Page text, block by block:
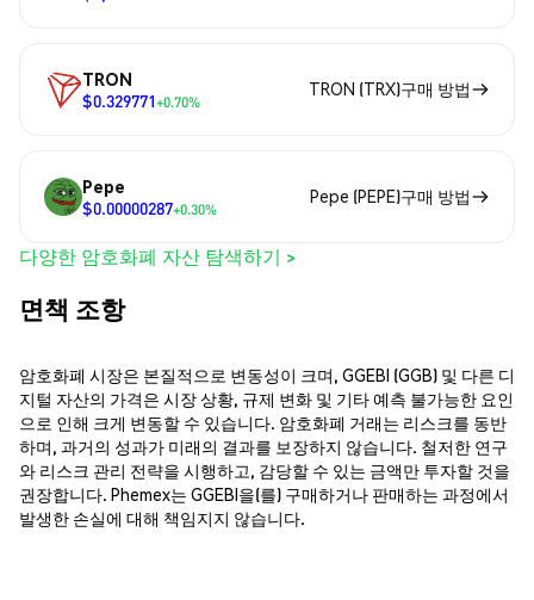
TRON
$0.329771+0.70%
TRON (TRX)구매 방법
Pepe
$0.00000287+0.30%
Pepe (PEPE)구매 방법
다양한 암호화폐 자산 탐색하기 >
면책 조항
암호화폐 시장은 본질적으로 변동성이 크며, GGEBI (GGB) 및 다른 디
지털 자산의 가격은 시장 상황, 규제 변화 및 기타 예측 불가능한 요인
으로 인해 크게 변동할 수 있습니다. 암호화폐 거래는 리스크를 동반
하며, 과거의 성과가 미래의 결과를 보장하지 않습니다. 철저한 연구
와 리스크 관리 전략을 시행하고, 감당할 수 있는 금액만 투자할 것을
권장합니다. Phemex는 GGEBI을(를) 구매하거나 판매하는 과정에서
발생한 손실에 대해 책임지지 않습니다.